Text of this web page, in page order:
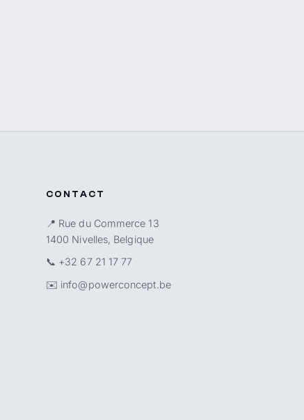
CONTACT
📍 Rue du Commerce 13
1400 Nivelles, Belgique
📞 +32 67 21 17 77
✉️ info@powerconcept.be